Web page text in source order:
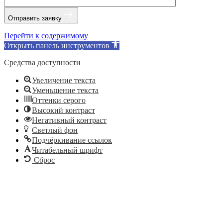
Отправить заявку
Перейти к содержимому
Открыть панель инструментов
Средства доступности
Увеличение текста
Уменьшение текста
Оттенки серого
Высокий контраст
Негативный контраст
Светлый фон
Подчёркивание ссылок
Читабельный шрифт
Сброс